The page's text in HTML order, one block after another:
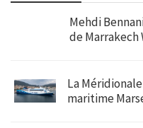
Mehdi
de Marrakech
La
maritime